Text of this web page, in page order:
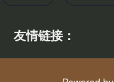
友情链接：